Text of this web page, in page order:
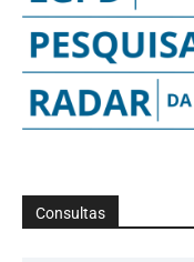
Consultas